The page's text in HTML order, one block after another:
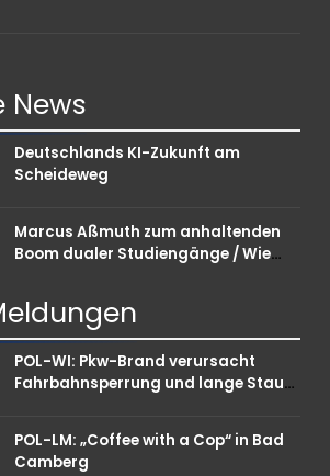
News
Deutschlands KI-Zukunft am
Scheideweg
Marcus Aßmuth zum anhaltenden
Boom dualer Studiengänge / Wie
punkten können
POL-WI: Pkw-Brand verursacht
Fahrbahnsperrung und lange Staus
POL-LM: „Coffee with a Cop“ in Bad
Camberg